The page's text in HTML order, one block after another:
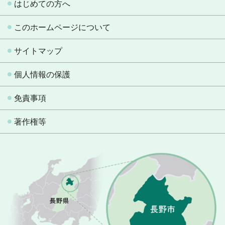
はじめての方へ
このホームページについて
サイトマップ
個人情報の保護
免責事項
著作権等